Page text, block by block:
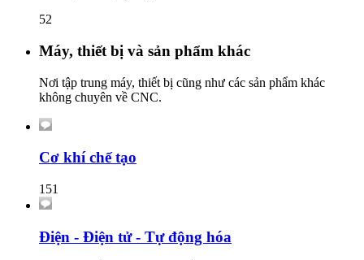
52
Máy, thiết bị và sản phẩm khác
Nơi tập trung máy, thiết bị cũng như các sản phẩm khác
không chuyên về CNC.
Cơ khí chế tạo
151
Điện - Điện tử - Tự động hóa